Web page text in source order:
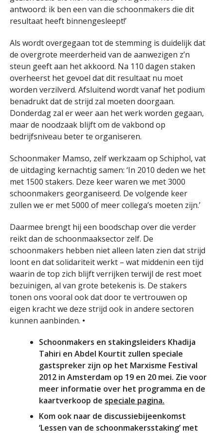
antwoord: ik ben een van die schoonmakers die dit
resultaat heeft binnengesleept!’
Als wordt overgegaan tot de stemming is duidelijk dat
de overgrote meerderheid van de aanwezigen z’n
steun geeft aan het akkoord. Na 110 dagen staken
overheerst het gevoel dat dit resultaat nu moet
worden verzilverd. Afsluitend wordt vanaf het podium
benadrukt dat de strijd zal moeten doorgaan.
Donderdag zal er weer aan het werk worden gegaan,
maar de noodzaak blijft om de vakbond op
bedrijfsniveau beter te organiseren.
Schoonmaker Mamso, zelf werkzaam op Schiphol, vat
de uitdaging kernachtig samen: ‘In 2010 deden we het
met 1500 stakers. Deze keer waren we met 3000
schoonmakers georganiseerd. De volgende keer
zullen we er met 5000 of meer collega’s moeten zijn.’
Daarmee brengt hij een boodschap over die verder
reikt dan de schoonmaaksector zelf. De
schoonmakers hebben niet alleen laten zien dat strijd
loont en dat solidariteit werkt – wat middenin een tijd
waarin de top zich blijft verrijken terwijl de rest moet
bezuinigen, al van grote betekenis is. De stakers
tonen ons vooral ook dat door te vertrouwen op
eigen kracht we deze strijd ook in andere sectoren
kunnen aanbinden. •
Schoonmakers en stakingsleiders Khadija
Tahiri en Abdel Kourtit zullen speciale
gastspreker zijn op het Marxisme Festival
2012 in Amsterdam op 19 en 20 mei. Zie voor
meer informatie over het programma en de
kaartverkoop de speciale pagina.
Kom ook naar de discussiebijeenkomst
‘Lessen van de schoonmakersstaking’ met